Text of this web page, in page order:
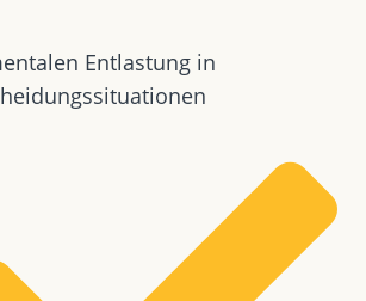
Entlastung in